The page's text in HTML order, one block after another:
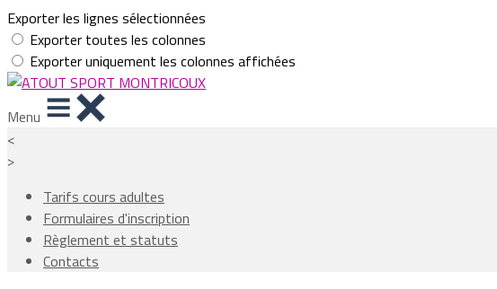
Exporter les lignes sélectionnées
Exporter toutes les colonnes
Exporter uniquement les colonnes affichées
Menu
<
>
Tarifs cours adultes
Formulaires d'inscription
Règlement et statuts
Contacts